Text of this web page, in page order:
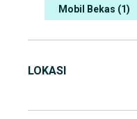
Mobil Bekas (1)
LOKASI